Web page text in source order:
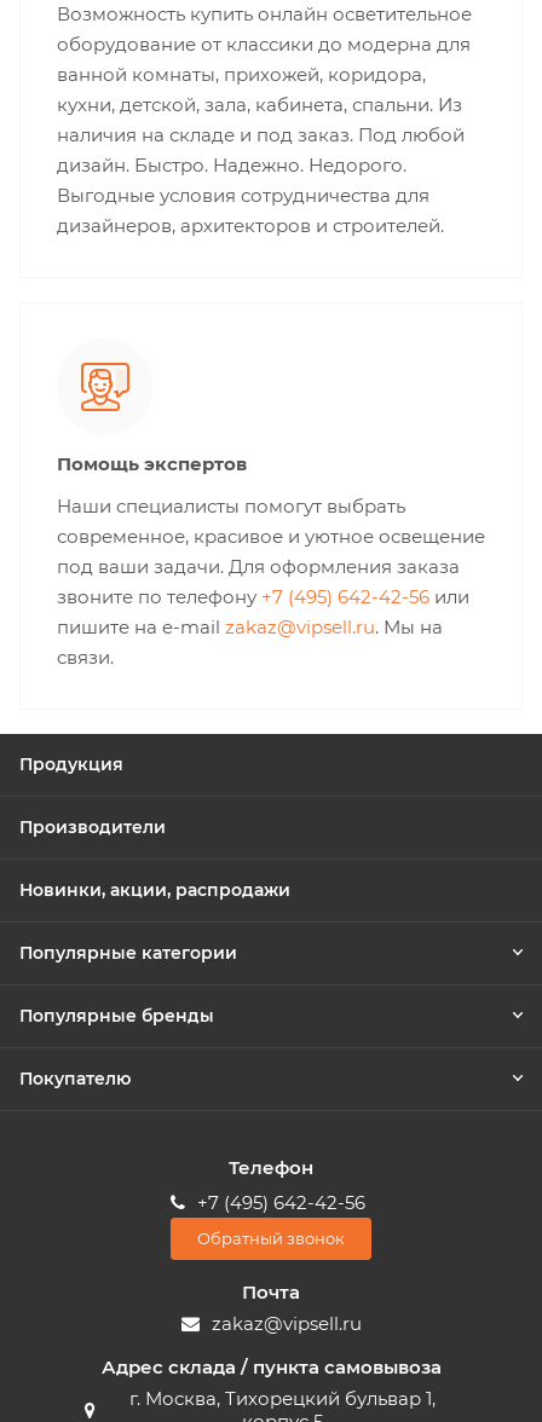
Возможность купить онлайн осветительное
оборудование от классики до модерна для
ванной комнаты, прихожей, коридора,
кухни, детской, зала, кабинета, спальни. Из
наличия на складе и под заказ. Под любой
дизайн. Быстро. Надежно. Недорого.
Выгодные условия сотрудничества для
дизайнеров, архитекторов и строителей.
Помощь экспертов
Наши специалисты помогут выбрать
современное, красивое и уютное освещение
под ваши задачи. Для оформления заказа
звоните по телефону +7 (495) 642-42-56 или
пишите на e-mail zakaz@vipsell.ru. Мы на
связи.
Продукция
Производители
Новинки, акции, распродажи
Популярные категории
Популярные бренды
Покупателю
Телефон
+7 (495) 642-42-56
Обратный звонок
Почта
zakaz@vipsell.ru
Адрес склада / пункта самовывоза
г. Москва, Тихорецкий бульвар 1,